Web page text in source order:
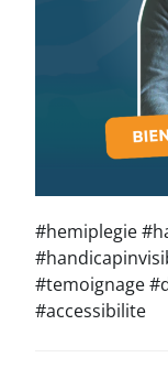
#hemiplegie
#temoignage
#accessibilite